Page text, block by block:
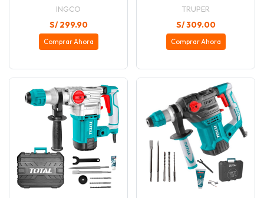
INGCO
S/ 299.90
Comprar Ahora
TRUPER
S/ 309.00
Comprar Ahora